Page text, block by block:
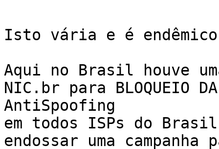
Isto vária e é
Aqui no Brasil houve
NIC.br para BLOQUEIO
AntiSpoofing
em todos ISPs do
endossar uma